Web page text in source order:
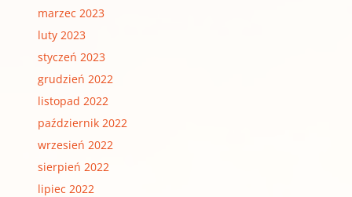
marzec 2023
luty 2023
styczeń 2023
grudzień 2022
listopad 2022
październik 2022
wrzesień 2022
sierpień 2022
lipiec 2022